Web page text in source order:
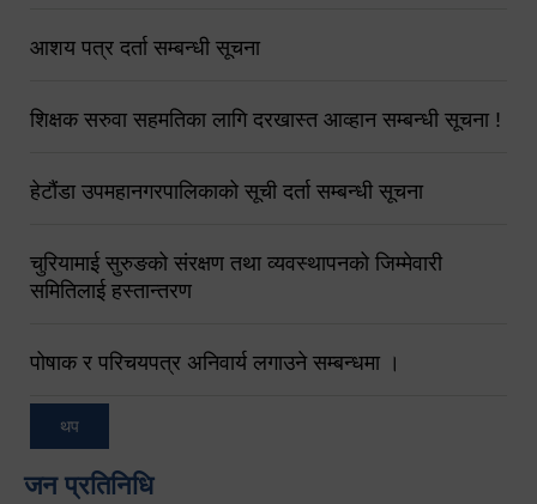
आशय पत्र दर्ता सम्बन्धी सूचना
शिक्षक सरुवा सहमतिका लागि दरखास्त आव्हान सम्बन्धी सूचना !
हेटौंडा उपमहानगरपालिकाको सूची दर्ता सम्बन्धी सूचना
चुरियामाई सुरुङको संरक्षण तथा व्यवस्थापनको जिम्मेवारी
समितिलाई हस्तान्तरण
पोषाक र परिचयपत्र अनिवार्य लगाउने सम्बन्धमा ।
थप
जन प्रतिनिधि